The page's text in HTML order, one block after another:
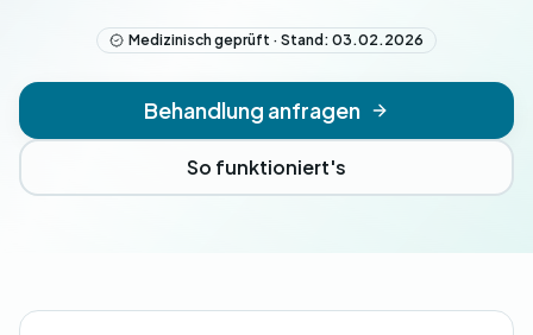
Medizinisch geprüft · Stand: 03.02.2026
Behandlung anfragen
So funktioniert's